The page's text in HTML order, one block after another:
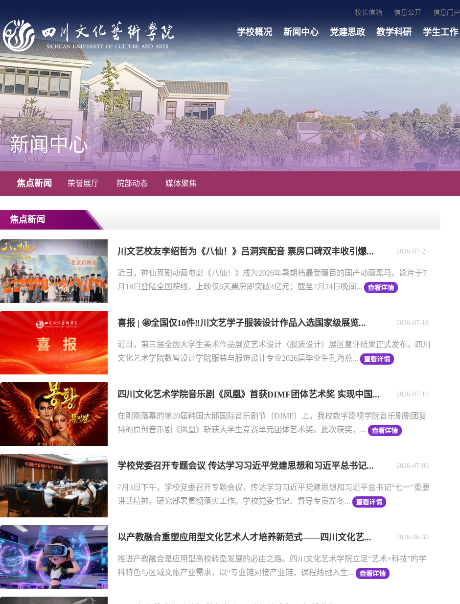
焦点新闻 荣誉展厅 院部动态 媒体聚焦
新闻中心
焦点新闻
2026-07-25
川文艺校友李绍哲为《八仙！》吕洞宾配音 票房口碑双丰收引爆...
近日，神仙喜剧动画电影《八仙！》成为2026年暑期档最受瞩目的国产动画黑马。影片于7
月18日登陆全国院线，上映仅6天票房即突破4亿元；截至7月24日晚间...
2026-07-18
喜报 | 🤩全国仅10件‼️川文艺学子服装设计作品入选国家级展览...
近日，第三届全国大学生美术作品展览艺术设计（服装设计）展区复评结果正式发布。四川
文化艺术学院数智设计学院服装与服饰设计专业2026届毕业生孔海燕...
2026-07-10
四川文化艺术学院音乐剧《凤凰》首获DIMF团体艺术奖 实现中国...
在刚刚落幕的第20届韩国大邱国际音乐剧节（DIMF）上，我校数字影视学院音乐剧剧团复
排的原创音乐剧《凤凰》斩获大学生竞赛单元团体艺术奖。此次获奖，...
2026-07-06
学校党委召开专题会议 传达学习习近平党建思想和习近平总书记...
7月3日下午，学校党委召开专题会议，传达学习习近平党建思想和习近平总书记“七一”重要
讲话精神，研究部署贯彻落实工作。学校党委书记、督导专员左冬...
2026-06-30
以产教融合重塑应用型文化艺术人才培养新范式——四川文化艺...
推进产教融合是应用型高校转型发展的必由之路。四川文化艺术学院立足“艺术+科技”的学
科特色与区域文旅产业需求，以“专业链对接产业链、课程线融入生...
学校概况 新闻中心 党建思政 教学科研 学生工作
校长信箱 信息公开 信息门户